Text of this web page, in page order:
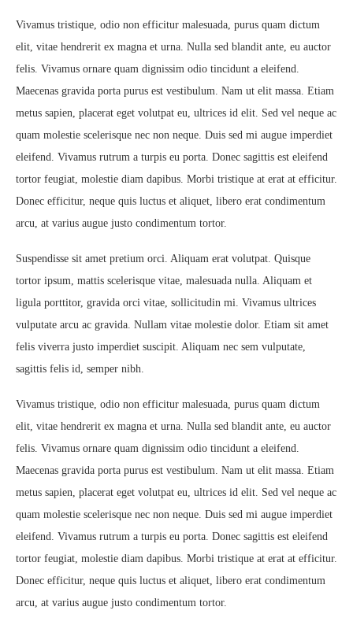
Vivamus tristique, odio non efficitur malesuada, purus quam dictum
elit, vitae hendrerit ex magna et urna. Nulla sed blandit ante, eu auctor
felis. Vivamus ornare quam dignissim odio tincidunt a eleifend.
Maecenas gravida porta purus est vestibulum. Nam ut elit massa. Etiam
metus sapien, placerat eget volutpat eu, ultrices id elit. Sed vel neque ac
quam molestie scelerisque nec non neque. Duis sed mi augue imperdiet
eleifend. Vivamus rutrum a turpis eu porta. Donec sagittis est eleifend
tortor feugiat, molestie diam dapibus. Morbi tristique at erat at efficitur.
Donec efficitur, neque quis luctus et aliquet, libero erat condimentum
arcu, at varius augue justo condimentum tortor.
Suspendisse sit amet pretium orci. Aliquam erat volutpat. Quisque
tortor ipsum, mattis scelerisque vitae, malesuada nulla. Aliquam et
ligula porttitor, gravida orci vitae, sollicitudin mi. Vivamus ultrices
vulputate arcu ac gravida. Nullam vitae molestie dolor. Etiam sit amet
felis viverra justo imperdiet suscipit. Aliquam nec sem vulputate,
sagittis felis id, semper nibh.
Vivamus tristique, odio non efficitur malesuada, purus quam dictum
elit, vitae hendrerit ex magna et urna. Nulla sed blandit ante, eu auctor
felis. Vivamus ornare quam dignissim odio tincidunt a eleifend.
Maecenas gravida porta purus est vestibulum. Nam ut elit massa. Etiam
metus sapien, placerat eget volutpat eu, ultrices id elit. Sed vel neque ac
quam molestie scelerisque nec non neque. Duis sed mi augue imperdiet
eleifend. Vivamus rutrum a turpis eu porta. Donec sagittis est eleifend
tortor feugiat, molestie diam dapibus. Morbi tristique at erat at efficitur.
Donec efficitur, neque quis luctus et aliquet, libero erat condimentum
arcu, at varius augue justo condimentum tortor.